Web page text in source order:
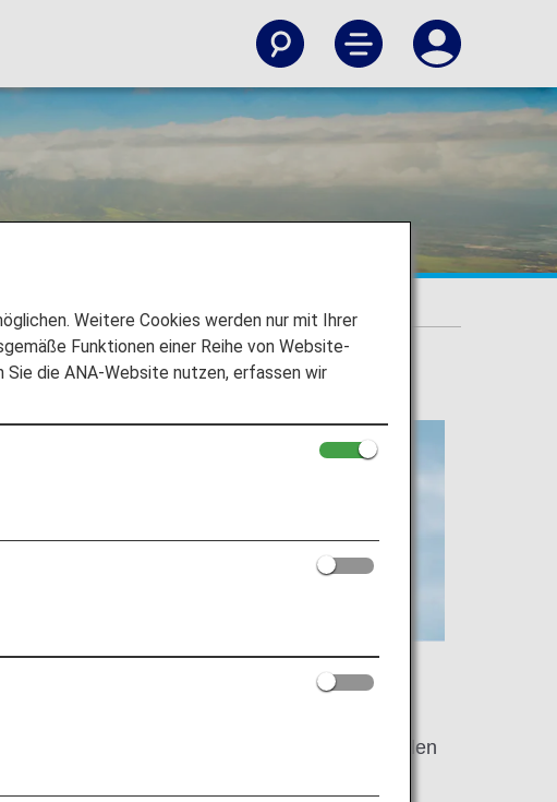
Star Alliance-Netzwerk
ANA Mileage Club-Mitglieder können Meilen
Weitere Cookies werden nur mit Ihrer
Funktionen einer Reihe von Website-
Sie die ANA-Website nutzen, erfassen wir